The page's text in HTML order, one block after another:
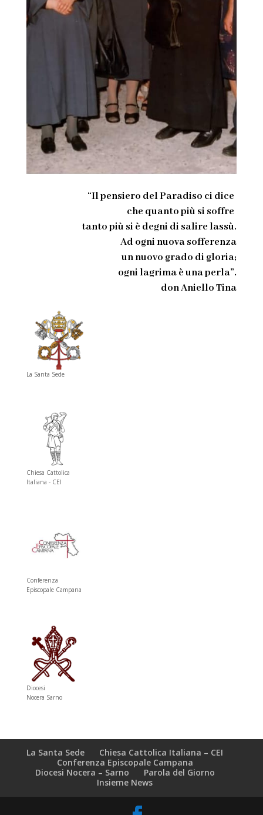
“Il pensiero del Paradiso ci dice
che quanto più si soffre
tanto più si è degni di salire lassù.
Ad ogni nuova sofferenza
un nuovo grado di gloria;
ogni lagrima è una perla”.
don Aniello Tina
La Santa Sede
Chiesa Cattolica
Italiana - CEI
Conferenza
Episcopale Campana
Diocesi
Nocera Sarno
La Santa Sede
Chiesa Cattolica Italiana – CEI
Conferenza Episcopale Campana
Diocesi Nocera – Sarno
Parola del Giorno
Insieme News